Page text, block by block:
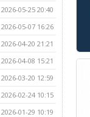
2026-05-25 20:40
2026-05-07 16:26
2026-04-20 21:21
2026-04-08 15:21
2026-03-20 12:59
2026-02-24 10:15
2026-01-29 10:19